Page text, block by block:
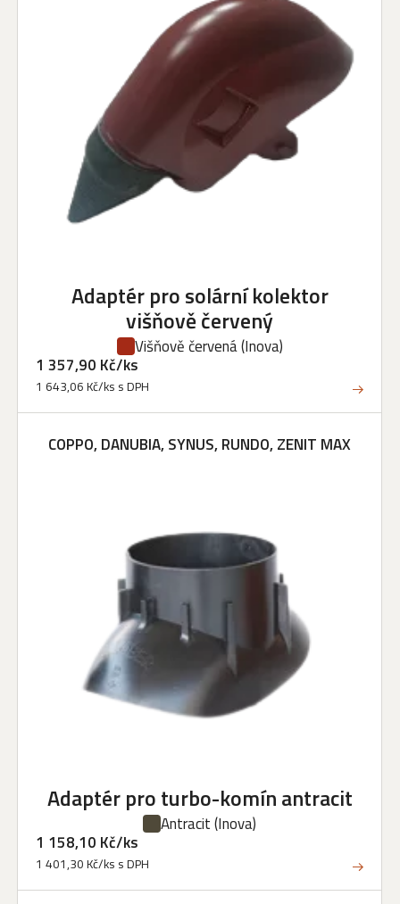
Adaptér pro solární kolektor
višňově červený
Višňově červená(Inova)
1 357,90 Kč/ks
1 643,06 Kč/ks s DPH
COPPO, DANUBIA, SYNUS, RUNDO, ZENIT MAX
Adaptér pro turbo-komín antracit
Antracit(Inova)
1 158,10 Kč/ks
1 401,30 Kč/ks s DPH